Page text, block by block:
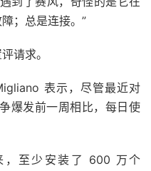
；总是连接。”
请求。
表示，尽管最近对
爆发前一周相比，每日使
，至少安装了 600 万个